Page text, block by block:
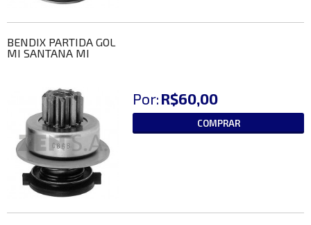
BENDIX PARTIDA GOL
MI SANTANA MI
Por: R$60,00
COMPRAR